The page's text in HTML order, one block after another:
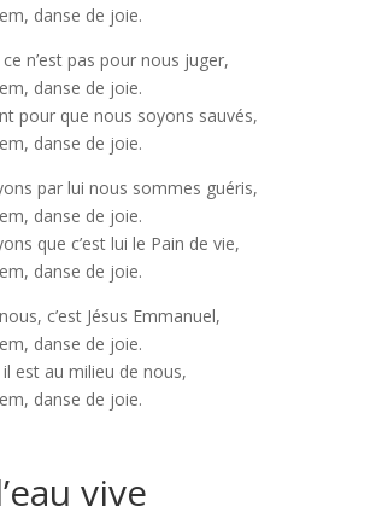
danse de joie.
ce n’est pas pour nous juger,
danse de joie.
pour que nous soyons sauvés,
danse de joie.
par lui nous sommes guéris,
danse de joie.
que c’est lui le Pain de vie,
danse de joie.
c’est Jésus Emmanuel,
danse de joie.
est au milieu de nous,
danse de joie.
vive